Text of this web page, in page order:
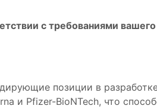
с требованиями
позиции в
и Pfizer-BioNTech, что